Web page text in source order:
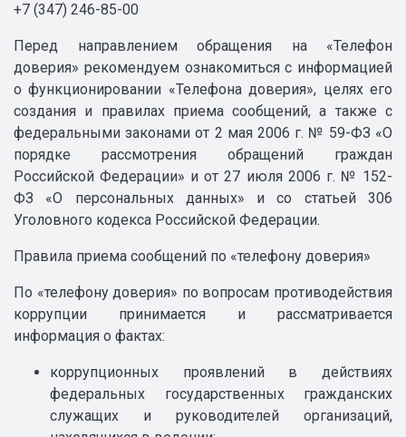
+7 (347) 246-85-00
Перед направлением обращения на «Телефон
доверия» рекомендуем ознакомиться с информацией
о функционировании «Телефона доверия», целях его
создания и правилах приема сообщений, а также с
федеральными законами от 2 мая 2006 г. № 59-ФЗ «О
порядке рассмотрения обращений граждан
Российской Федерации» и от 27 июля 2006 г. № 152-
ФЗ «О персональных данных» и со статьей 306
Уголовного кодекса Российской Федерации.
Правила приема сообщений по «телефону доверия»
По «телефону доверия» по вопросам противодействия
коррупции принимается и рассматривается
информация о фактах:
коррупционных проявлений в действиях
федеральных государственных гражданских
служащих и руководителей организаций,